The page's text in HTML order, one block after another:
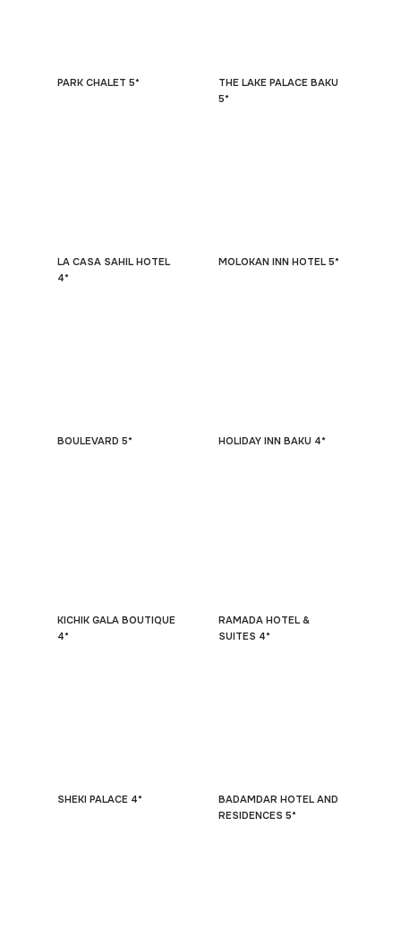
PARK CHALET 5*
THE LAKE PALACE BAKU
5*
LA CASA SAHIL HOTEL
4*
MOLOKAN INN HOTEL 5*
BOULEVARD 5* HOLIDAY INN BAKU 4*
KICHIK GALA BOUTIQUE
4*
RAMADA HOTEL &
SUITES 4*
SHEKI PALACE 4*
BADAMDAR HOTEL AND
RESIDENCES 5*